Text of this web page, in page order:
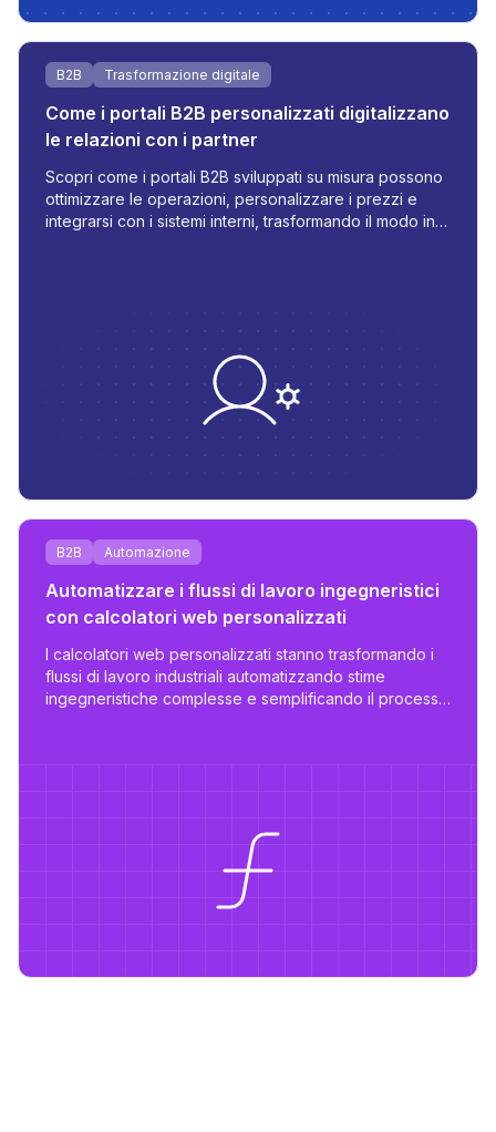
B2B Trasformazione digitale
Come i portali B2B personalizzati digitalizzano
le relazioni con i partner
Scopri come i portali B2B sviluppati su misura possono
ottimizzare le operazioni, personalizzare i prezzi e
integrarsi con i sistemi interni, trasformando il modo in
B2B Automazione
Automatizzare i flussi di lavoro ingegneristici
con calcolatori web personalizzati
I calcolatori web personalizzati stanno trasformando i
flussi di lavoro industriali automatizzando stime
ingegneristiche complesse e semplificando il processo